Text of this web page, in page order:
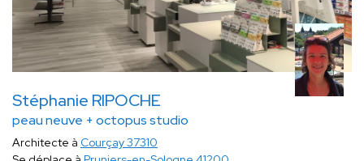
Stéphanie RIPOCHE
peau neuve + octopus studio
Architecte à Courçay 37310